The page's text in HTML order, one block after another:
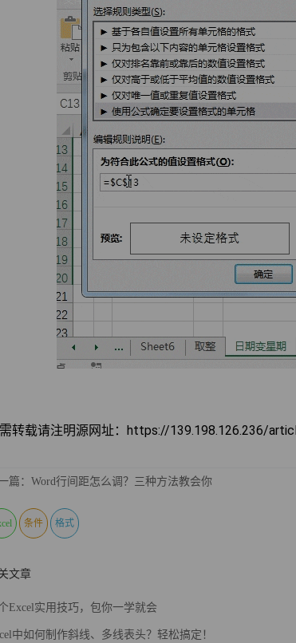
转载请注明源网址：https://139.198.126.236/
一篇：Word行间距怎么调？三种方法教会你
条件 格式
文章
Excel实用技巧，包你一学就会
中如何制作斜线、多线表头？轻松搞定！